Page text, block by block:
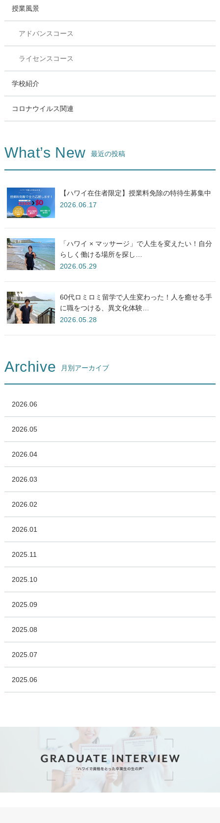
授業風景
アドバンスコース
ライセンスコース
学校紹介
コロナウイルス関連
What’s New 最近の投稿
【ハワイ在住者限定】授業料免除の特待生募集中
2026.06.17
「ハワイ × マッサージ」で人生を変えたい！自分
らしく働ける場所を探し…
2026.05.29
60代ロミロミ留学で人生変わった！人を癒せる手
に職をつける、異文化体験…
2026.05.28
Archive 月別アーカイブ
2026.06
2026.05
2026.04
2026.03
2026.02
2026.01
2025.11
2025.10
2025.09
2025.08
2025.07
2025.06